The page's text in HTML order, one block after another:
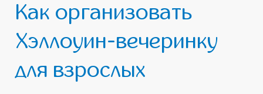
Как организовать
Хэллоуин-вечеринку
для взрослых